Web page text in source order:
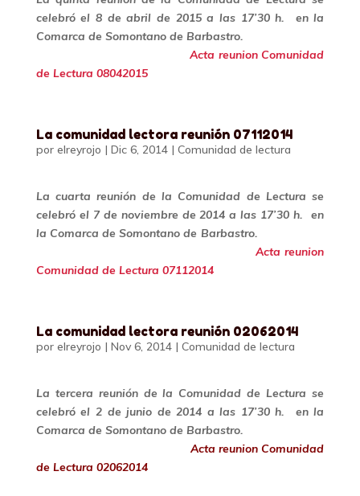
celebró el 8 de abril de 2015 a las 17’30 h. en la
Comarca de Somontano de Barbastro.
Acta reunion Comunidad
de Lectura 08042015
La comunidad lectora reunión 07112014
por elreyrojo | Dic 6, 2014| Comunidad de lectura
La cuarta reunión de la Comunidad de Lectura se
celebró el 7 de noviembre de 2014 a las 17’30 h. en
la Comarca de Somontano de Barbastro.
Acta reunion
Comunidad de Lectura 07112014
La comunidad lectora reunión 02062014
por elreyrojo | Nov 6, 2014| Comunidad de lectura
La tercera reunión de la Comunidad de Lectura se
celebró el 2 de junio de 2014 a las 17’30 h. en la
Comarca de Somontano de Barbastro.
Acta reunion Comunidad
de Lectura 02062014